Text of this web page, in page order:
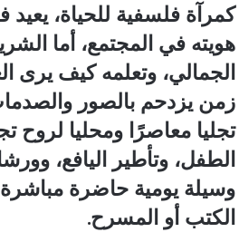
كمرآة فلسفية للحياة،
هويته في المجتمع، أما
الجمالي، وتعلمه كيف يرى
زمن يزدحم بالصور
تجليا معاصرًا ومحليا لروح
الطفل، وتأطير اليافع،
وسيلة يومية حاضرة مباشرة
الكتب أو المسرح.